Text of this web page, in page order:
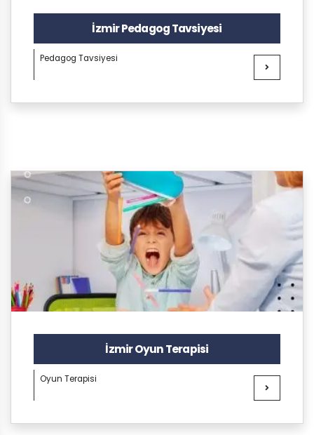
İzmir Pedagog Tavsiyesi
Pedagog Tavsiyesi
İzmir Oyun Terapisi
Oyun Terapisi